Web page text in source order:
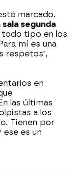
marcado.
segunda
todo tipo en los
mí es una
respetos",
en
las últimas
a los
Tienen por
es un